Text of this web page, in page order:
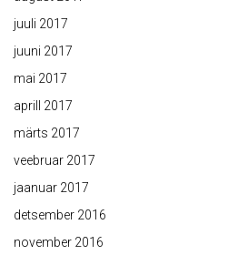
juuli 2017
juuni 2017
mai 2017
aprill 2017
märts 2017
veebruar 2017
jaanuar 2017
detsember 2016
november 2016